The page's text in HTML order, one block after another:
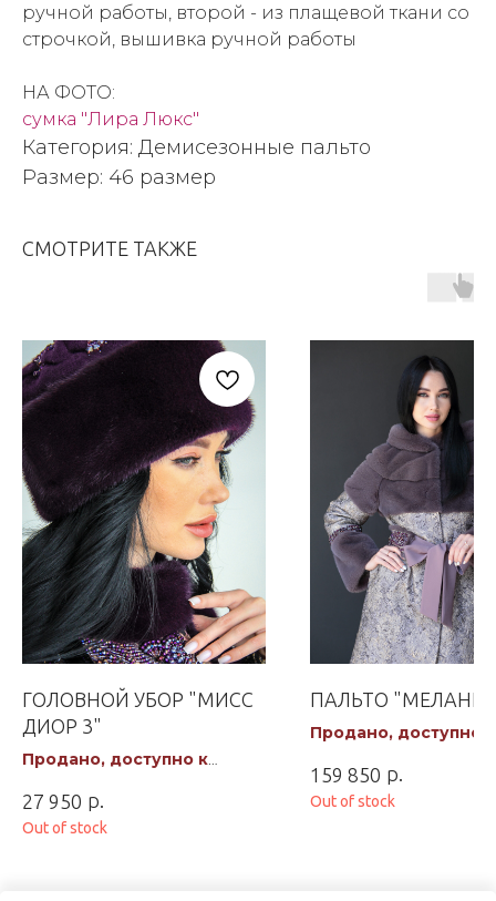
ручной работы, второй - из плащевой ткани со
строчкой, вышивка ручной работы
НА ФОТО:
сумка "Лира Люкс"
Категория: Демисезонные пальто
Размер: 46 размер
СМОТРИТЕ ТАКЖЕ
ГОЛОВНОЙ УБОР "МИСС
ДИОР 3"
Продано, доступно к
27 950 р.
Out of stock
ПАЛЬТО
Продано, доступно к
159 850 р.
Out of stock